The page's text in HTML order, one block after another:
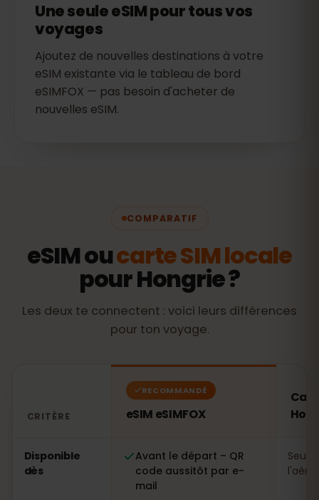
Une seule eSIM pour tous vos
voyages
Ajoutez de nouvelles destinations à votre
eSIM existante via le tableau de bord
eSIMFOX — pas besoin d'acheter de
nouvelles eSIM.
COMPARATIF
eSIM oucarte SIM locale
pour Hongrie ?
Les deux te connectent : voici leurs différences
pour ton voyage.
CRITÈRE
RECOMMANDÉ
eSIM eSIMFOX
Disponible
dès
Avant le départ – QR
code aussitôt par e-
mail